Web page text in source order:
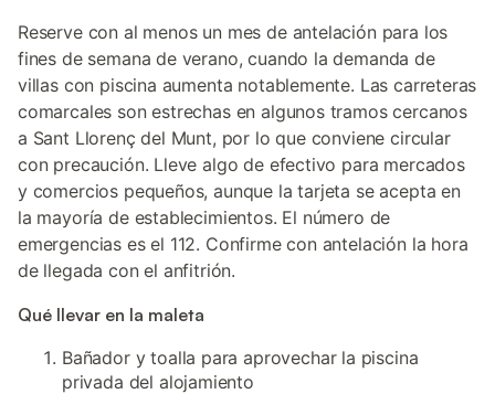
Reserve con al menos un mes de antelación para los
fines de semana de verano, cuando la demanda de
villas con piscina aumenta notablemente. Las carreteras
comarcales son estrechas en algunos tramos cercanos
a Sant Llorenç del Munt, por lo que conviene circular
con precaución. Lleve algo de efectivo para mercados
y comercios pequeños, aunque la tarjeta se acepta en
la mayoría de establecimientos. El número de
emergencias es el 112. Confirme con antelación la hora
de llegada con el anfitrión.
Qué llevar en la maleta
Bañador y toalla para aprovechar la piscina
privada del alojamiento